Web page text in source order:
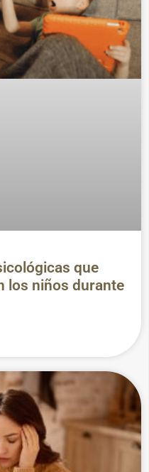
que
los niños durante